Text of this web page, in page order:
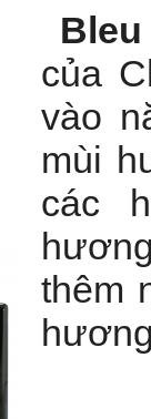
của
vào
mùi
các
thêm